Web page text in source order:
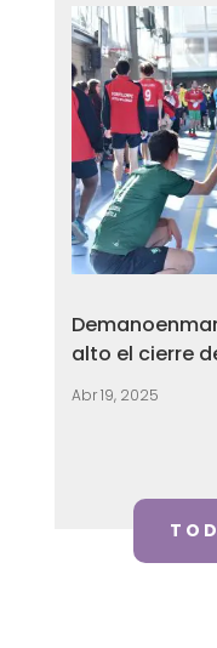
alto el cierre
Abr 19, 2025